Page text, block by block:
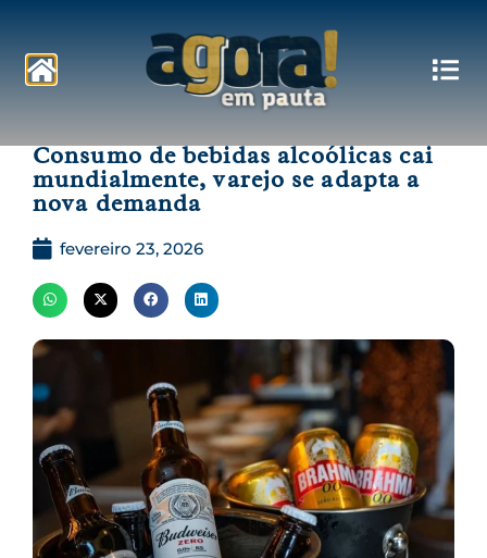
Consumo de bebidas alcoólicas cai
mundialmente, varejo se adapta a
nova demanda
fevereiro 23, 2026